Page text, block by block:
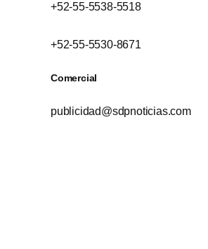
+52-55-5538-5518
+52-55-5530-8671
Comercial
publicidad@sdpnoticias.com